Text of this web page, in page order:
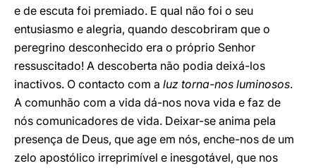
e de escuta foi premiado. E qual não foi o seu
entusiasmo e alegria, quando descobriram que o
peregrino desconhecido era o próprio Senhor
ressuscitado! A descoberta não podia deixá-los
inactivos. O contacto com a luz torna-nos luminosos.
A comunhão com a vida dá-nos nova vida e faz de
nós comunicadores de vida. Deixar-se anima pela
presença de Deus, que age em nós, enche-nos de um
zelo apostólico irreprimível e inesgotável, que nos